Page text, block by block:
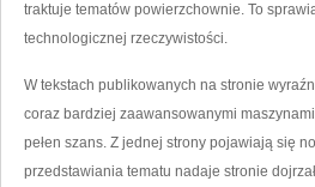
traktuje tematów powierzchownie. To
technologicznej rzeczywistości.
W tekstach publikowanych na stronie
coraz bardziej zaawansowanymi
pełen szans. Z jednej strony pojawiają się
przedstawiania tematu nadaje stronie